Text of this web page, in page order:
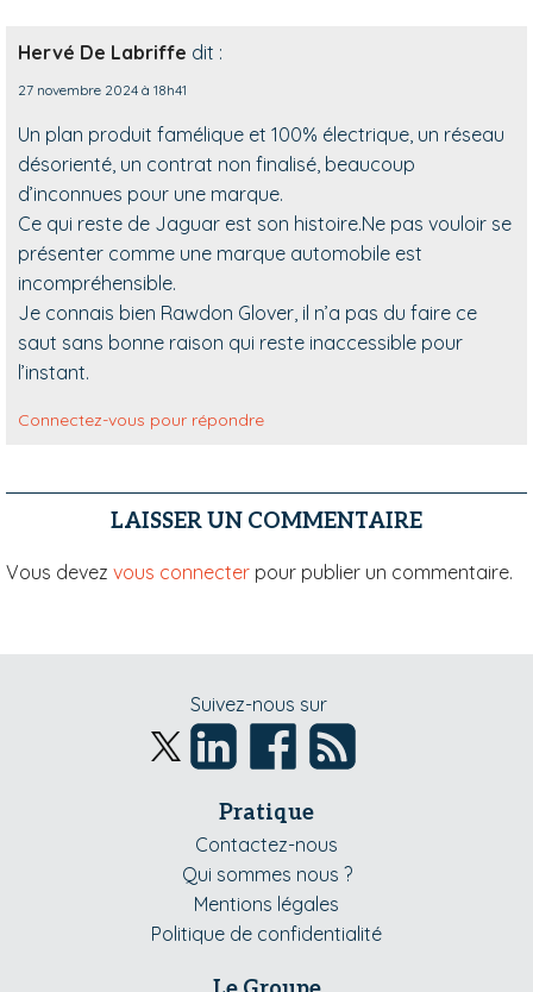
Hervé De Labriffe dit :
27 novembre 2024 à 18h41
Un plan produit famélique et 100% électrique, un réseau
désorienté, un contrat non finalisé, beaucoup
d’inconnues pour une marque.
Ce qui reste de Jaguar est son histoire.Ne pas vouloir se
présenter comme une marque automobile est
incompréhensible.
Je connais bien Rawdon Glover, il n’a pas du faire ce
saut sans bonne raison qui reste inaccessible pour
l’instant.
Connectez-vous pour répondre
LAISSER UN COMMENTAIRE
Vous devez vous connecter pour publier un commentaire.
Suivez-nous sur
Pratique
Contactez-nous
Qui sommes nous ?
Mentions légales
Politique de confidentialité